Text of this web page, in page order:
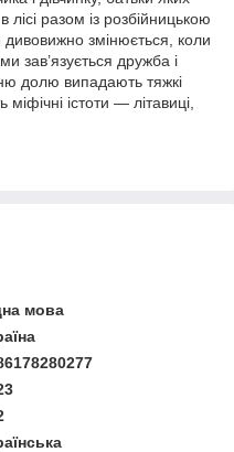
разом із розбійницькою
дивовижно змінюється, коли
зав’язується дружба і
долю випадають тяжкі
істоти — літавиці,
мова